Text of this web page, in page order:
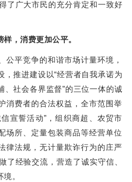
了广大市民的充分肯定和一致好
，消费更加公平。
平竞争的和谐市场计量环境，
，推进建设以“经营者自我承诺为
、社会各界监督”的三位一体的诚
消费者的合法权益，全市范围举
宣誓活动”，组织商超、农贸市
场所、定量包装商品等经营单位
律法规，无计量欺诈行为的庄严
了经验交流，营造了诚实守信、
。